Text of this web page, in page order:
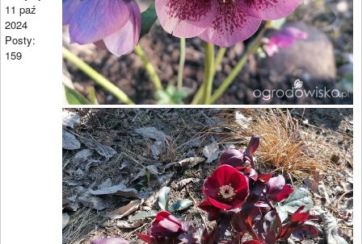
11 paź
2024
Posty:
159